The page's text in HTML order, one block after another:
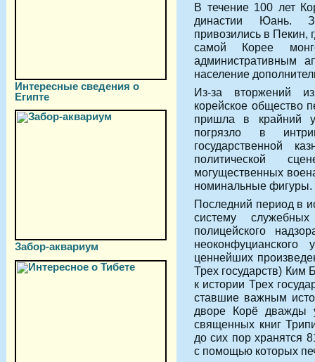
Интересные сведения о
Египте
Забор-аквариум
В течение 100 лет
династии Юань.
привозились в Пекин,
самой Корее
административным
население
Из-за вторжений
корейское общество
пришла в крайний
погрязло в
государственной
политической
могущественных
номинальные фигуры.
Последний период в
систему
полицейского
ценнейших
Трех государств) Ким
к истории Трех
ставшие важным
дворе Корё дважды
священных книг
до сих пор хранятся
с помощью которых